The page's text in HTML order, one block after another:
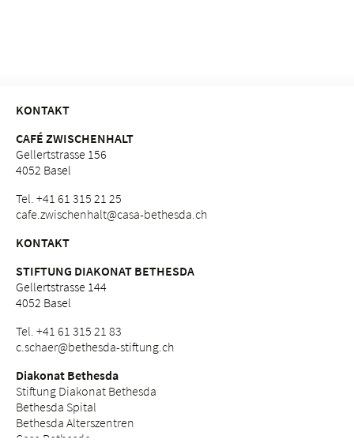
KONTAKT
CAFÉ ZWISCHENHALT
Gellertstrasse 156
4052 Basel
Tel. +41 61 315 21 25
cafe. zwischenhalt@casa-bethesda. ch
KONTAKT
STIFTUNG DIAKONAT BETHESDA
Gellertstrasse 144
4052 Basel
Tel. +41 61 315 21 83
c. schaer@bethesda-stiftung. ch
Diakonat Bethesda
Stiftung Diakonat Bethesda
Bethesda Spital
Bethesda Alterszentren
Casa Bethesda